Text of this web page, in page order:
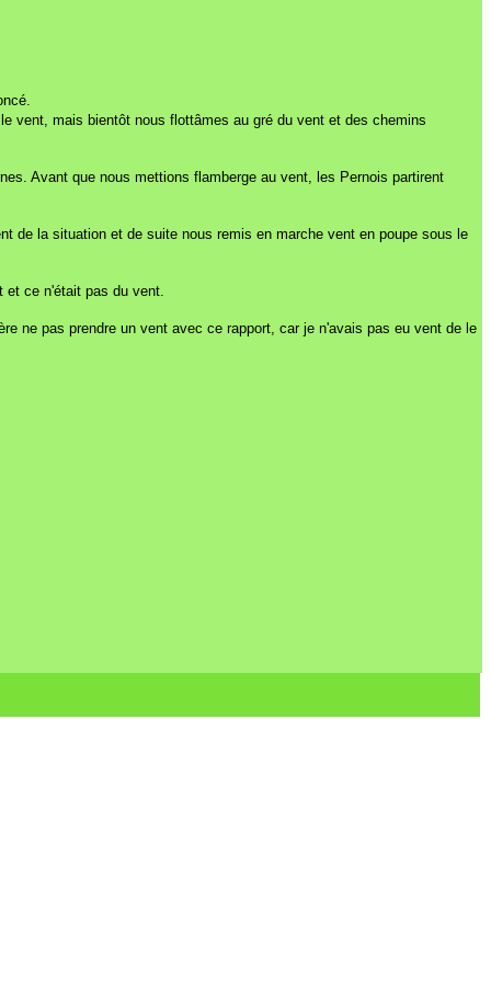
vent, mais bientôt nous flottâmes au gré du vent et des chemins
Avant que nous mettions flamberge au vent, les Pernois partirent
de la situation et de suite nous remis en marche vent en poupe sous le
ce n'était pas du vent.
ne pas prendre un vent avec ce rapport, car je n'avais pas eu vent de le